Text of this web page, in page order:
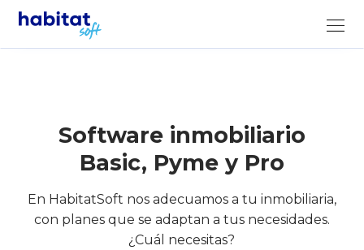
Software inmobiliario
Basic, Pyme y Pro
En HabitatSoft nos adecuamos a tu inmobiliaria,
con planes que se adaptan a tus necesidades.
¿Cuál necesitas?